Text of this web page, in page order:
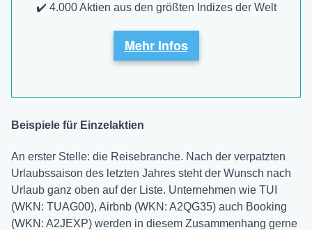
✔️ 4.000 Aktien aus den größten Indizes der Welt
Mehr Infos
Beispiele für Einzelaktien
An erster Stelle: die Reisebranche. Nach der verpatzten
Urlaubssaison des letzten Jahres steht der Wunsch nach
Urlaub ganz oben auf der Liste. Unternehmen wie TUI
(WKN: TUAG00), Airbnb (WKN: A2QG35) auch Booking
(WKN: A2JEXP) werden in diesem Zusammenhang gerne